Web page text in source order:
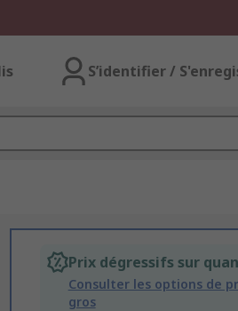
S’identifier /
Prix dégressifs sur
Consulter les options de
gros